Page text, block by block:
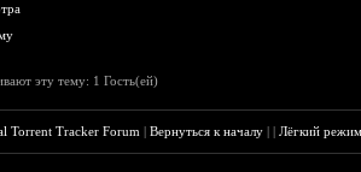
эту тему: 1 Гость(ей)
Torrent Tracker Forum |Вернуться к началу ||Лёгкий